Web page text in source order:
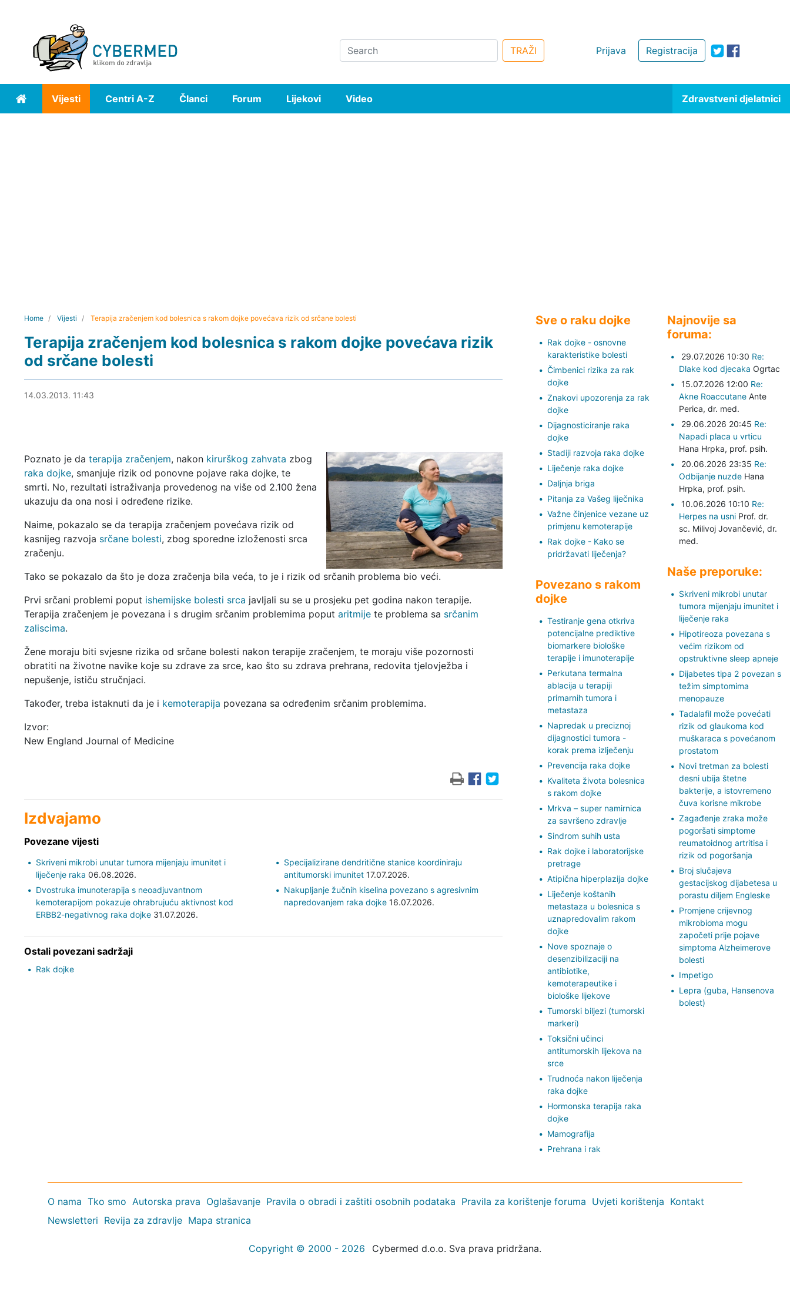
Registracija
Prijava
Search TRAŽI
Home Vijesti Centri A-Z Članci Forum Lijekovi Video Zdravstveni djelatnici
Home Vijesti Terapija zračenjem kod bolesnica s rakom dojke povećava rizik od srčane bolesti
Terapija zračenjem kod bolesnica s rakom dojke povećava rizik
od srčane bolesti
14.03.2013. 12:33
14.03.2013. 11:43
Poznato je da terapija zračenjem, nakon kirurškog zahvata zbog
raka dojke, smanjuje rizik od ponovne pojave raka dojke, te
smrti. No, rezultati istraživanja provedenog na više od 2.100 žena
ukazuju da ona nosi i određene rizike.
Naime, pokazalo se da terapija zračenjem povećava rizik od
kasnijeg razvoja srčane bolesti, zbog sporedne izloženosti srca
zračenju.
Tako se pokazalo da što je doza zračenja bila veća, to je i rizik od srčanih problema bio veći.
Prvi srčani problemi poput ishemijske bolesti srca javljali su se u prosjeku pet godina nakon terapije.
Terapija zračenjem je povezana i s drugim srčanim problemima poput aritmijete problema sa srčanim
zaliscima.
Žene moraju biti svjesne rizika od srčane bolesti nakon terapije zračenjem, te moraju više pozornosti
obratiti na životne navike koje su zdrave za srce, kao što su zdrava prehrana, redovita tjelovježba i
nepušenje, ističu stručnjaci.
Također, treba istaknuti da je i kemoterapija povezana sa određenim srčanim problemima.
Izvor:
New England Journal of Medicine
Izdvajamo
Povezane vijesti
Skriveni mikrobi unutar tumora mijenjaju imunitet i
liječenje raka 06.08.2026.
Dvostruka imunoterapija s neoadjuvantnom
kemoterapijom pokazuje ohrabrujuću aktivnost kod
ERBB2-negativnog raka dojke31.07.2026.
Specijalizirane dendritične stanice koordiniraju
antitumorski imunitet 17.07.2026.
Nakupljanje žučnih kiselina povezano s agresivnim
napredovanjem raka dojke 16.07.2026.
Ostali povezani sadržaji
Rak dojke
Sve o raku dojke
Rak dojke - osnovne
karakteristike bolesti
Čimbenici rizika za rak
dojke
Znakovi upozorenja za rak
dojke
Dijagnosticiranje raka
dojke
Stadiji razvoja raka dojke
Liječenje raka dojke
Daljnja briga
Pitanja za Vašeg liječnika
Važne činjenice vezane uz
primjenu kemoterapije
Rak dojke - Kako se
pridržavati liječenja?
Povezano s rakom
dojke
Testiranje gena otkriva
potencijalne prediktive
biomarkere biološke
terapije i imunoterapije
Perkutana termalna
ablacija u terapiji
primarnih tumora i
metastaza
Napredak u preciznoj
dijagnostici tumora -
korak prema izlječenju
Prevencija raka dojke
Kvaliteta života bolesnica
s rakom dojke
Mrkva – super namirnica
za savršeno zdravlje
Sindrom suhih usta
Rak dojke i laboratorijske
pretrage
Atipična hiperplazija dojke
Liječenje koštanih
metastaza u bolesnica s
uznapredovalim rakom
dojke
Nove spoznaje o
desenzibilizaciji na
antibiotike,
kemoterapeutike i
biološke lijekove
Tumorski biljezi (tumorski
markeri)
Toksični učinci
antitumorskih lijekova na
srce
Trudnoća nakon liječenja
raka dojke
Hormonska terapija raka
dojke
Mamografija
Prehrana i rak
Najnovije sa
foruma:
29.07.2026 10:30 Re:
Dlake kod djecaka Ogrtac
15.07.2026 12:00 Re:
Akne Roaccutane Ante
Perica, dr. med.
29.06.2026 20:45 Re:
Napadi placa u vrticu
Hana Hrpka, prof. psih.
20.06.2026 23:35 Re:
Odbijanje nuzde Hana
Hrpka, prof. psih.
10.06.2026 10:10 Re:
Herpes na usni Prof. dr.
sc. Milivoj Jovančević, dr.
med.
Naše preporuke:
Skriveni mikrobi unutar
tumora mijenjaju imunitet i
liječenje raka
Hipotireoza povezana s
većim rizikom od
opstruktivne sleep apneje
Dijabetes tipa 2 povezan s
težim simptomima
menopauze
Tadalafil može povećati
rizik od glaukoma kod
muškaraca s povećanom
prostatom
Novi tretman za bolesti
desni ubija štetne
bakterije, a istovremeno
čuva korisne mikrobe
Zagađenje zraka može
pogoršati simptome
reumatoidnog artritisa i
rizik od pogoršanja
Broj slučajeva
gestacijskog dijabetesa u
porastu diljem Engleske
Promjene crijevnog
mikrobioma mogu
započeti prije pojave
simptoma Alzheimerove
bolesti
Impetigo
Lepra (guba, Hansenova
bolest)
O nama Tko smo Autorska prava Oglašavanje Pravila o obradi i zaštiti osobnih podataka Pravila za korištenje foruma Uvjeti korištenja Kontakt
Newsletteri Revija za zdravlje Mapa stranica
Copyright © 2000 - 2026 Cybermed d.o.o. Sva prava pridržana.